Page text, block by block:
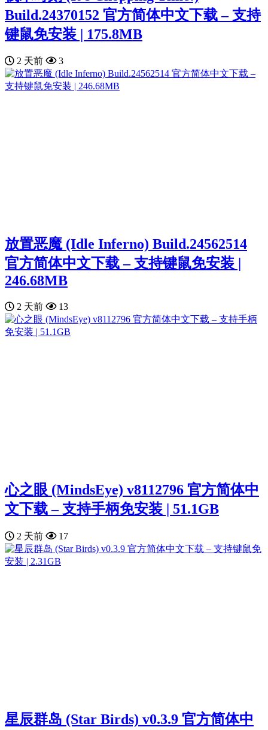
Build.24370152 官方简体中文下载 – 支持
键鼠免安装 | 175.8MB
2 天前 3
放置恶魔 (Idle Inferno) Build.24562514
官方简体中文下载 – 支持键鼠免安装 |
246.68MB
2 天前 13
心之眼 (MindsEye) v8112796 官方简体中
文下载 – 支持手柄免安装 | 51.1GB
2 天前 17
星辰群岛 (Star Birds) v0.3.9 官方简体中